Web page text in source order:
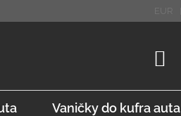
Vaničky do kufra auta